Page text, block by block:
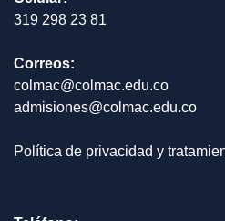
319 298 23 81
Correos:
colmac@colmac.edu.co
admisiones@colmac.edu.co
Política de privacidad y